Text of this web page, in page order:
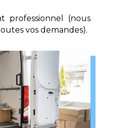
professionnel (nous
vos demandes).